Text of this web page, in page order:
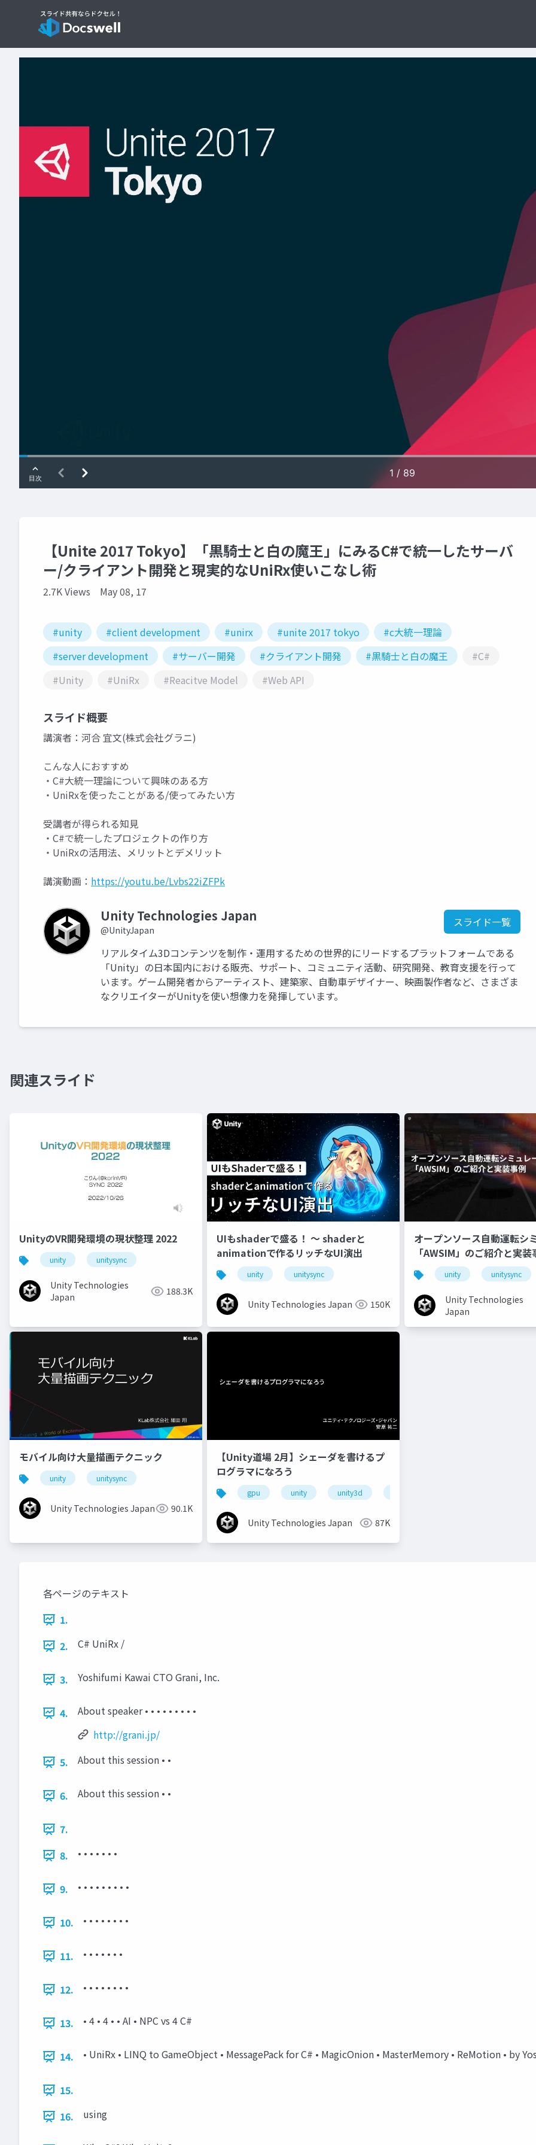
【Unite 2017 Tokyo】「黒騎士と白の魔王」にみるC#で統一したサーバ
ー/クライアント開発と現実的なUniRx使いこなし術
2.7K Views May 08, 17
#unity #client development #unirx #unite 2017 tokyo
#c大統一理論
#server development
#サーバー開発 #クライアント開発 #黒騎士と白の魔王
#C#
#Unity
#UniRx #Reacitve Model #Web API
スライド概要
講演者：河合 宜文(株式会社グラニ)
こんな人におすすめ
・C#大統一理論について興味のある方
・UniRxを使ったことがある/使ってみたい方
受講者が得られる知見
・C#で統一したプロジェクトの作り方
・UniRxの活用法、メリットとデメリット
講演動画： https://youtu.be/Lvbs22iZFPk
Unity Technologies Japan
@UnityJapan
スライド一覧
リアルタイム3Dコンテンツを制作・運用するための世界的にリードするプラットフォームである
「Unity」の日本国内における販売、サポート、コミュニティ活動、研究開発、教育支援を行って
います。ゲーム開発者からアーティスト、建築家、自動車デザイナー、映画製作者など、さまざま
なクリエイターがUnityを使い想像力を発揮しています。
関連スライド
UnityのVR開発環境の現状整理 2022
unity unitysync
Unity Technologies
Japan
188.3K
UIもshaderで盛る！ 〜 shaderと
animationで作るリッチなUI演出
unity unitysync
Unity Technologies Japan 150K
オープンソース自動運転シ
「AWSIM」のご紹介と実装
unity unitysync
Unity Technologies
Japan
モバイル向け大量描画テクニック
unity unitysync
Unity Technologies Japan 90.1K
【Unity道場 2月】シェーダを書けるプ
ログラマになろう
gpu unity unity3d
Unity Technologies Japan 87K
各ページのテキスト
1.
2.
C# UniRx /
3. Yoshifumi Kawai CTO Grani, Inc.
4.
About speaker • • • • • • • • •
http://grani.jp/
5.
About this session • •
6. About this session • •
7.
8.
• • • • • • •
9. • • • • • • • • •
10. • • • • • • • •
11. • • • • • • •
12. • • • • • • • •
13. • 4 • 4 • • AI • NPC vs 4 C#
14. • UniRx • LINQ to GameObject • MessagePack for C# • MagicOnion • MasterMemory • ReMotion • by
15.
16.
using